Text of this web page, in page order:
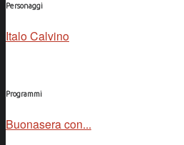
Personaggi
Italo Calvino
Programmi
Buonasera con...